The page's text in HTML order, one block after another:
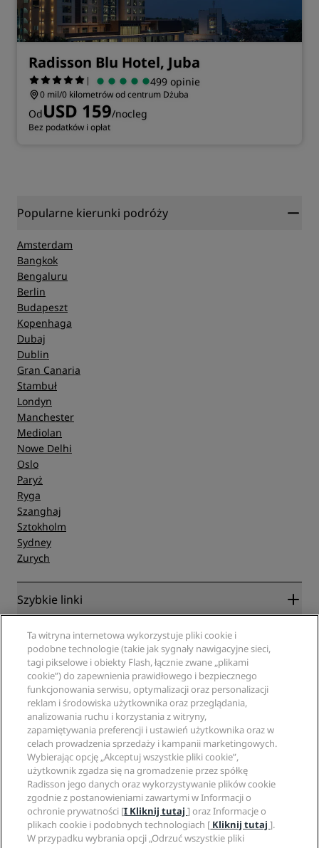
Radisson Blu Hotel, Juba
| 499 opinie
0 mil/0 kilometrów od centrum Dżuba
OdUSD 159/nocleg
Bez podatków i opłat
Popularne kierunki podróży
Amsterdam
Bangkok
Bengaluru
Berlin
Budapeszt
Kopenhaga
Dubaj
Dublin
Gran Canaria
Stambuł
Londyn
Manchester
Mediolan
Nowe Delhi
Oslo
Paryż
Ryga
Szanghaj
Sztokholm
Sydney
Zurych
Szybkie linki
Radisson Rewards
Gwarancja najlepszej ceny online
Blog
Cele podróży
Nowe i zapowiadane hotele
Aplikacja Radisson Hotels
Hotele z certyfikatem Sports Approved
Hotele przyjazne dla rodzin
Zdrowie i bezpieczeństwo
Specjaliści ds. podróży
Partnerzy
Agencje turystyczne
Witryna korporacyjna
Radisson Hotel Group
Media
Kariery w RHG
Kariery w PPHE
Kariera EHL
The Club by RHG
Współpraca
Odpowiedzialny biznes
Zaopatrzenie
Informacje prawne
Centrum prywatności
Informacje prawne
Regulamin Radisson Rewards
Umowa dotycząca korzystania z witryny
Dostępność cyfrowa
Oświadczenie dotyczące współczesnego niewolnictwa
Pomoc
Ostrzeżenia dla klientów
Kontakt
Najczęściej zadawane pytania
Mapa witryny
Media społecznościowe
Marki Radisson Hotels
Ta witryna internetowa wykorzystuje pliki cookie i
podobne technologie (takie jak sygnały nawigacyjne sieci,
tagi pikselowe i obiekty Flash, łącznie zwane „plikami
cookie”) do zapewnienia prawidłowego i bezpiecznego
funkcjonowania serwisu, optymalizacji oraz personalizacji
reklam i środowiska użytkownika oraz przeglądania,
analizowania ruchu i korzystania z witryny,
zapamiętywania preferencji i ustawień użytkownika oraz w
celach prowadzenia sprzedaży i kampanii marketingowych.
Wybierając opcję „Akceptuj wszystkie pliki cookie”,
użytkownik zgadza się na gromadzenie przez spółkę
Radisson jego danych oraz wykorzystywanie plików cookie
zgodnie z postanowieniami zawartymi w Informacji o
ochronie prywatności [I Kliknij tutaj] oraz Informacje o
plikach cookie i podobnych technologiach [ Kliknij tutaj].
W przypadku wybrania opcji „Odrzuć wszystkie pliki